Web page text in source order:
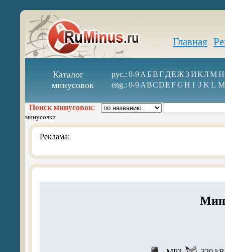
Главная
Каталог
минусовок
рус.: 0-9А БВГ ДЕЖ З ИКЛМН
eng.: 0-9ABCDEFGH I J K L M
Поиск минусовок:
минусовки
Реклама: